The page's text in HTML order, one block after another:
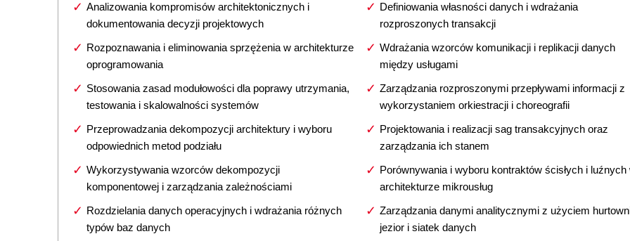
Analizowania kompromisów architektonicznych i
dokumentowania decyzji projektowych
Rozpoznawania i eliminowania sprzężenia w architekturze
oprogramowania
Stosowania zasad modułowości dla poprawy utrzymania,
testowania i skalowalności systemów
Przeprowadzania dekompozycji architektury i wyboru
odpowiednich metod podziału
Wykorzystywania wzorców dekompozycji
komponentowej i zarządzania zależnościami
Rozdzielania danych operacyjnych i wdrażania różnych
typów baz danych
Definiowania własności danych i wdrażania
rozproszonych transakcji
Wdrażania wzorców komunikacji i replikacji danych
między usługami
Zarządzania rozproszonymi przepływami informacji z
wykorzystaniem orkiestracji i choreografii
Projektowania i realizacji sag transakcyjnych oraz
zarządzania ich stanem
Porównywania i wyboru kontraktów ścisłych i luźnych
architekturze mikrousług
Zarządzania danymi analitycznymi z użyciem
jezior i siatek danych